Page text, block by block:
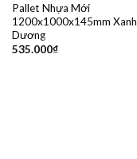
Pallet Nhựa Mới
1200x1000x145mm Xanh
Dương
535.000₫